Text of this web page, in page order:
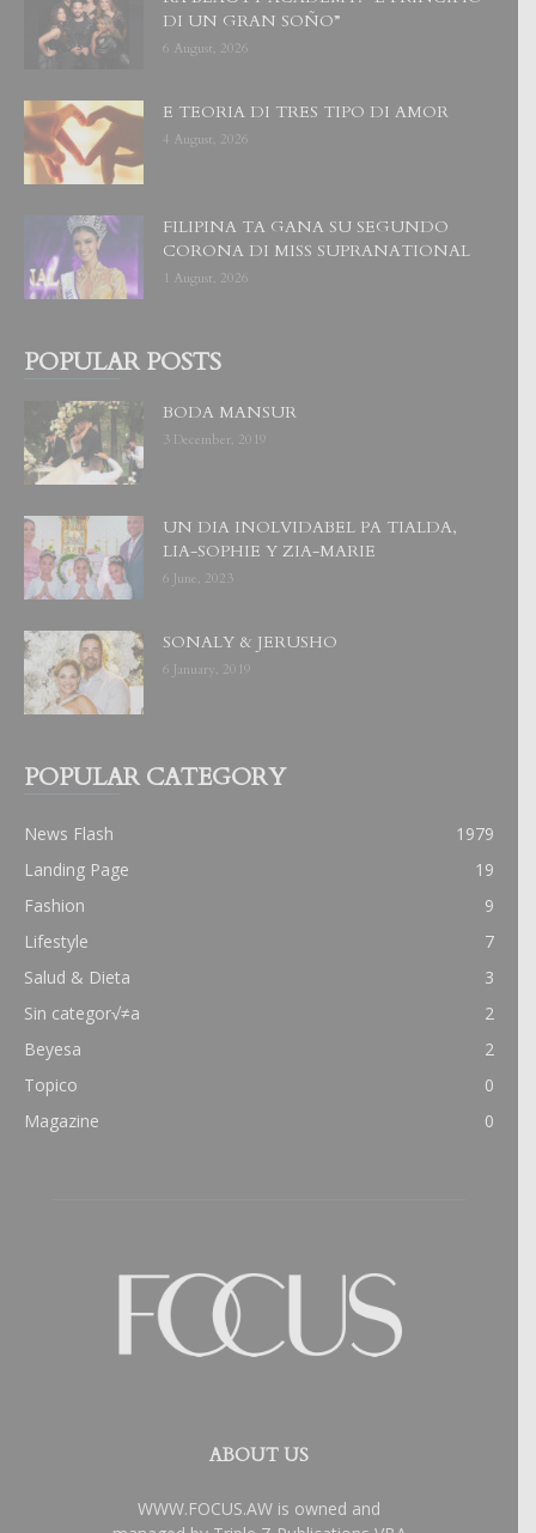
DI UN GRAN SOÑO”
6 August, 2026
E TEORIA DI TRES TIPO DI AMOR
4 August, 2026
FILIPINA TA GANA SU SEGUNDO
CORONA DI MISS SUPRANATIONAL
1 August, 2026
POPULAR POSTS
BODA MANSUR
3 December, 2019
UN DIA INOLVIDABEL PA TIALDA,
LIA-SOPHIE Y ZIA-MARIE
6 June, 2023
SONALY & JERUSHO
6 January, 2019
POPULAR CATEGORY
News Flash
1979
Landing Page
19
Fashion
9
Lifestyle
7
Salud & Dieta
3
Sin categor√≠a
2
Beyesa
2
Topico
0
Magazine
0
ABOUT US
WWW.FOCUS.AW is owned and